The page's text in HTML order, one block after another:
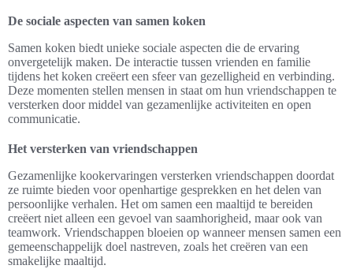
De sociale aspecten van samen koken
Samen koken biedt unieke sociale aspecten die de ervaring
onvergetelijk maken. De interactie tussen vrienden en familie
tijdens het koken creëert een sfeer van gezelligheid en verbinding.
Deze momenten stellen mensen in staat om hun vriendschappen te
versterken door middel van gezamenlijke activiteiten en open
communicatie.
Het versterken van vriendschappen
Gezamenlijke kookervaringen versterken vriendschappen doordat
ze ruimte bieden voor openhartige gesprekken en het delen van
persoonlijke verhalen. Het om samen een maaltijd te bereiden
creëert niet alleen een gevoel van saamhorigheid, maar ook van
teamwork. Vriendschappen bloeien op wanneer mensen samen een
gemeenschappelijk doel nastreven, zoals het creëren van een
smakelijke maaltijd.